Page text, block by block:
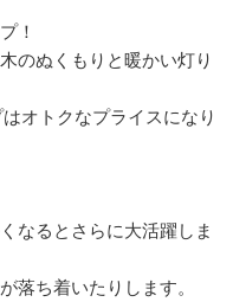
！
のぬくもりと暖かい灯り
オトクなプライスになり
なるとさらに大活躍しま
落ち着いたりします。